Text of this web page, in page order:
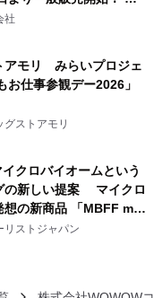
ぐだけ、テレビの音が
社
アモリ みらいプロジェ
お仕事参観デー2026」
ストアモリ
イクロバイオームという
の新しい提案 マイクロ
想の新商品 「MBFF mb
」を2026年8月6日
リストジャパン